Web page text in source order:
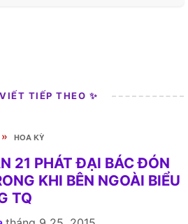
TIẾP THEO ✨
» HOA KỲ
21 PHÁT ĐẠI BÁC ĐÓN
KHI BÊN NGOÀI BIỂU
TQ